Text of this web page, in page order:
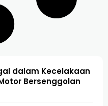
dalam Kecelakaan
Bersenggolan